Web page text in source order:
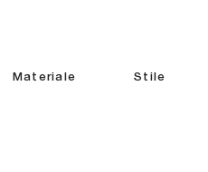
Materiale Stile